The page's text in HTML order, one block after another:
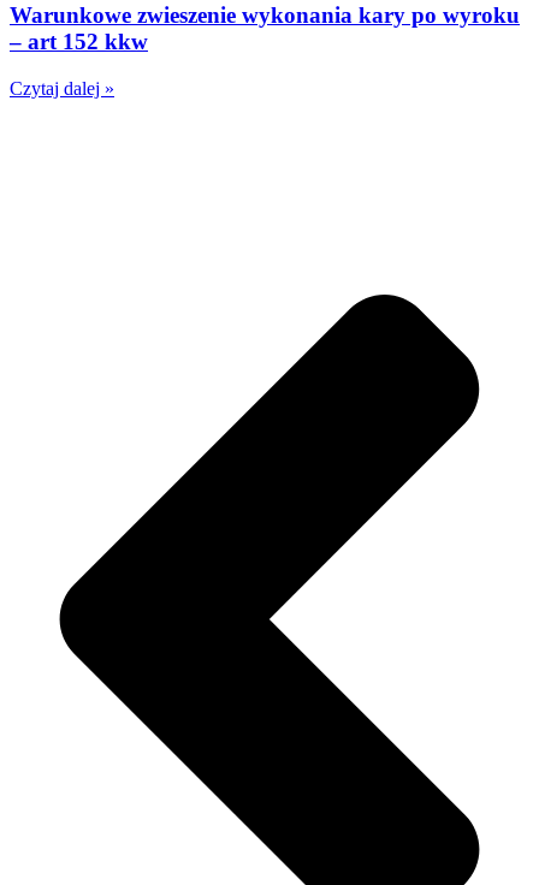
Warunkowe zwieszenie wykonania kary po wyroku
– art 152 kkw
Czytaj dalej »